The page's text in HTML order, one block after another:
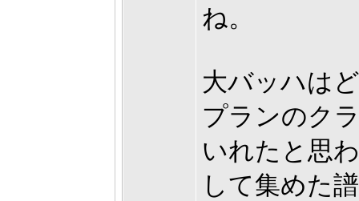
ね。
大バッハは
プランのク
いれたと思
して集めた